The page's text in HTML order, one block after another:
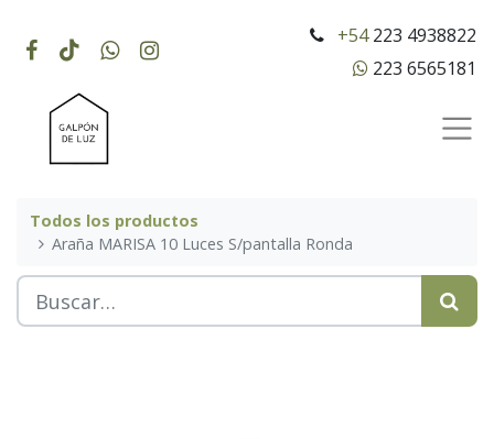
+54223 4938822
223 6565181
Todos los productos
Araña MARISA 10 Luces S/pantalla Ronda